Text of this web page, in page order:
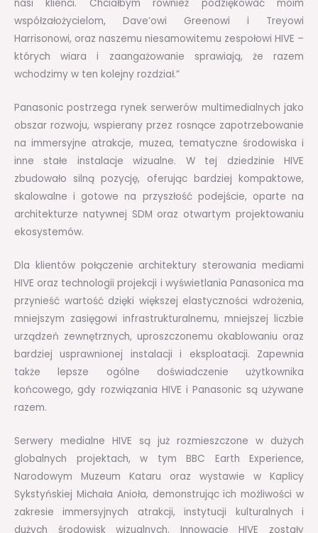
nasi klienci. Chciałbym również podziękować moim
współzałożycielom, Dave’owi Greenowi i Treyowi
Harrisonowi, oraz naszemu niesamowitemu zespołowi HIVE –
których wiara i zaangażowanie sprawiają, że razem
wchodzimy w ten kolejny rozdział.”
Panasonic postrzega rynek serwerów multimedialnych jako
obszar rozwoju, wspierany przez rosnące zapotrzebowanie
na immersyjne atrakcje, muzea, tematyczne środowiska i
inne stałe instalacje wizualne. W tej dziedzinie HIVE
zbudowało silną pozycję, oferując bardziej kompaktowe,
skalowalne i gotowe na przyszłość podejście, oparte na
architekturze natywnej SDM oraz otwartym projektowaniu
ekosystemów.
Dla klientów połączenie architektury sterowania mediami
HIVE oraz technologii projekcji i wyświetlania Panasonica ma
przynieść wartość dzięki większej elastyczności wdrożenia,
mniejszym zasięgowi infrastrukturalnemu, mniejszej liczbie
urządzeń zewnętrznych, uproszczonemu okablowaniu oraz
bardziej usprawnionej instalacji i eksploatacji. Zapewnia
także lepsze ogólne doświadczenie użytkownika
końcowego, gdy rozwiązania HIVE i Panasonic są używane
razem.
Serwery medialne HIVE są już rozmieszczone w dużych
globalnych projektach, w tym BBC Earth Experience,
Narodowym Muzeum Kataru oraz wystawie w Kaplicy
Sykstyńskiej Michała Anioła, demonstrując ich możliwości w
zakresie immersyjnych atrakcji, instytucji kulturalnych i
dużych środowisk wizualnych. Innowacje HIVE zostały